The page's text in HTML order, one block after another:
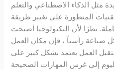
مثل الذكاء الاصطناعي والتعلم
المتطورة على تغيير طريقة
نظرًا لأن التكنولوجيا أصبحت
صناعة رأسياً ، فإن مكان العمل
العمل يعتمد بشكل كبير على
اليوم إلى غرس المهارات الصحيحة